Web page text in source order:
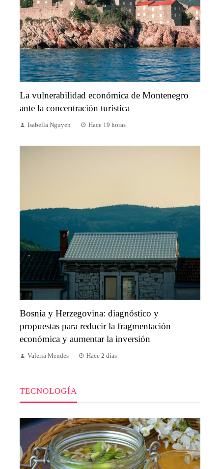
La vulnerabilidad económica de Montenegro
ante la concentración turística
Isabella Nguyen Hace 19 horas
Bosnia y Herzegovina: diagnóstico y
propuestas para reducir la fragmentación
económica y aumentar la inversión
Valeria Mendes Hace 2 días
TECNOLOGÍA